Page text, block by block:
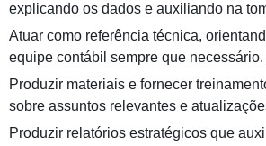
explicando os dados e auxiliando na
Atuar como referência técnica,
equipe contábil sempre que necessário.
Produzir materiais e fornecer
sobre assuntos relevantes e
Produzir relatórios estratégicos que